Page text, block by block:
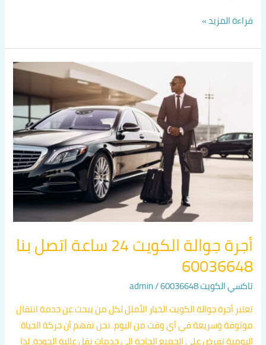
قراءة المزيد »
أجرة جوالة الكويت 24 ساعة اتصل بنا
60036648
تاكسي الكويت 60036648 /
admin
تعتبر أجرة جوالة الكويت الخيار الأمثل لكل من يبحث عن خدمة انتقال
موثوقة وسريعة في أي وقت من اليوم. نحن نفهم أن حركة الحياة
اليومية تفرض على الجميع الحاجة إلى خدمات نقل عالية الجودة، لذا
ساعة
اتصل
بنا
60036648